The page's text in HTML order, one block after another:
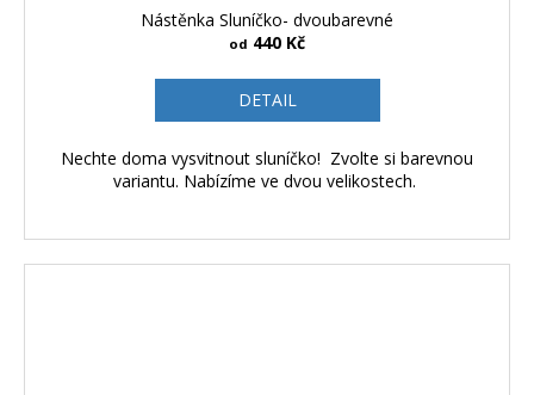
Nástěnka Sluníčko- dvoubarevné
od 440 Kč
DETAIL
Nechte doma vysvitnout sluníčko! Zvolte si barevnou
variantu. Nabízíme ve dvou velikostech.